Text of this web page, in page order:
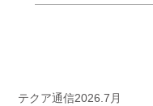
テクア通信2026.7月